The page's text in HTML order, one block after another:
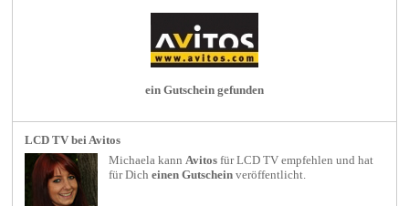
ein Gutschein gefunden
LCD TV bei Avitos
Michaela kannAvitos fürLCD TV empfehlen und hat
für Dicheinen Gutschein veröffentlicht.